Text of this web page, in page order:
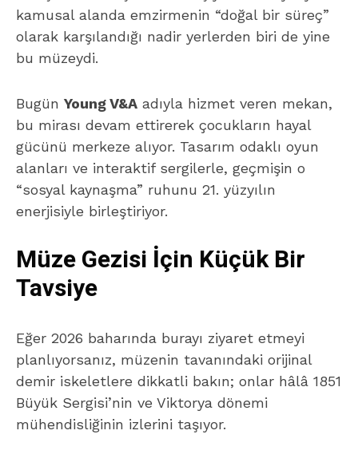
kamusal alanda emzirmenin “doğal bir süreç”
olarak karşılandığı nadir yerlerden biri de yine
bu müzeydi.
Bugün Young V&A adıyla hizmet veren mekan,
bu mirası devam ettirerek çocukların hayal
gücünü merkeze alıyor. Tasarım odaklı oyun
alanları ve interaktif sergilerle, geçmişin o
“sosyal kaynaşma” ruhunu 21. yüzyılın
enerjisiyle birleştiriyor.
Müze Gezisi İçin Küçük Bir
Tavsiye
Eğer 2026 baharında burayı ziyaret etmeyi
planlıyorsanız, müzenin tavanındaki orijinal
demir iskeletlere dikkatli bakın; onlar hâlâ 1851
Büyük Sergisi’nin ve Viktorya dönemi
mühendisliğinin izlerini taşıyor.